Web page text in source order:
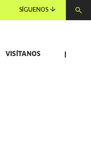
SÍGUENOS
VISÍTANOS